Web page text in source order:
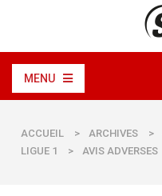
MENU
ACCUEIL > ARCHIVES >
LIGUE 1
> AVIS ADVERSES